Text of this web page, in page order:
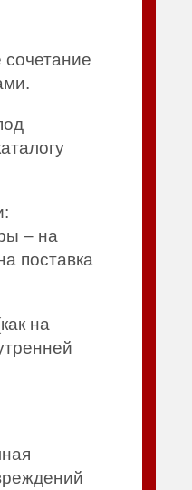
– на
поставка
на